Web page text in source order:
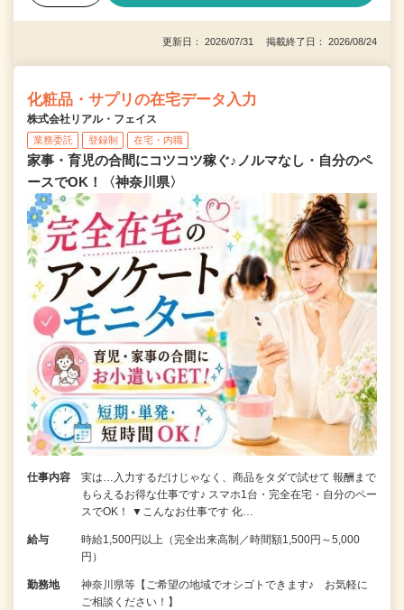
更新日： 2026/07/31 掲載終了日： 2026/08/24
化粧品・サプリの在宅データ入力
株式会社リアル・フェイス
業務委託 登録制 在宅・内職
家事・育児の合間にコツコツ稼ぐ♪ノルマなし・自分のペ
ースでOK！〈神奈川県〉
仕事内容
実は…入力するだけじゃなく、商品をタダで試せて 報酬まで
もらえるお得な仕事です♪ スマホ1台・完全在宅・自分のペー
スでOK！ ▼こんなお仕事です 化…
給与
時給1,500円以上（完全出来高制／時間額1,500円～5,000
円）
勤務地
神奈川県等【ご希望の地域でオシゴトできます♪ お気軽に
ご相談ください！】